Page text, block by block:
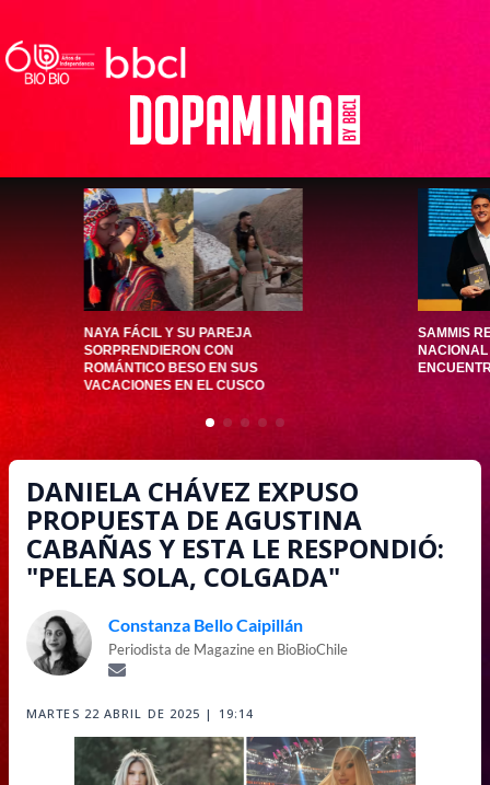
NAYA FÁCIL Y SU PAREJA
SORPRENDIERON CON
ROMÁNTICO BESO EN SUS
VACACIONES EN EL CUSCO
SAMMIS
DANIELA CHÁVEZ EXPUSO
PROPUESTA DE AGUSTINA
CABAÑAS Y ESTA LE RESPONDIÓ:
"PELEA SOLA, COLGADA"
Constanza Bello Caipillán
Periodista de Magazine en BioBioChile
MARTES 22 ABRIL DE 2025 | 19:14